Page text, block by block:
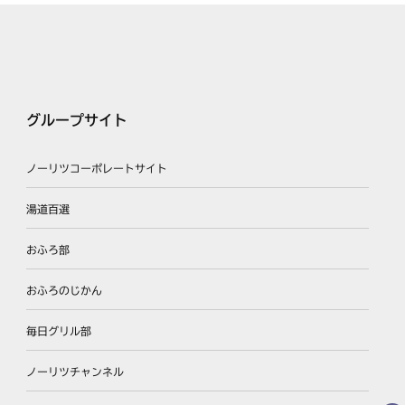
グループサイト
ノーリツコーポレートサイト
湯道百選
おふろ部
おふろのじかん
毎日グリル部
ノーリツチャンネル